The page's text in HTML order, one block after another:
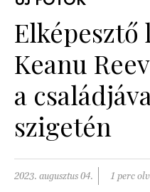
SZÉPSÉG
PÁRKAPCSOLAT
Elképesztő
Keanu
a
szigetén
2023. augusztus 04. 1 perc